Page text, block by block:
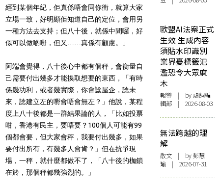
經到某個年紀，佢真係唔會同你衝，就算大家
立場一致，好明顯佢知道自己的定位，會用另
一種方法去支持；但八十後，就係中間囉，好
似可以做啲嘢，但又……真係有顧慮。」
阿端會覺得，八十後心中都有個秤，會衡量自
己需要付出幾多才能換取想要的東西，「有時
係幾功利，或者幾實際，你會諗屋企，諗未
來，諗建立左的嘢會唔會無左？」他說，某程
度上八十後都是一群結果論的人，「比如投票
咁，香港有民主，要唔要？100個人可能有99
個都會要，但大家會秤，我要付出幾多，如果
要付出所有，有幾多人會肯？」但在抗爭現
場，一秤，就什麼都做不了，「八十後的枷鎖
在於，那個秤都幾強烈的。」
歐盟AI法案正式
生效 生成內容
須貼水印識別
業界憂標籤氾
濫恐令大眾麻
木
報導 | by 虛詞編
輯部 | 2026-08-03
無法跨越的理
解
散文 | by 彭慧
瑜 | 2026-07-31